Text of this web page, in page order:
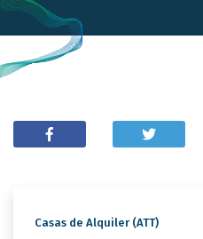
Casas de Alquiler (ATT)